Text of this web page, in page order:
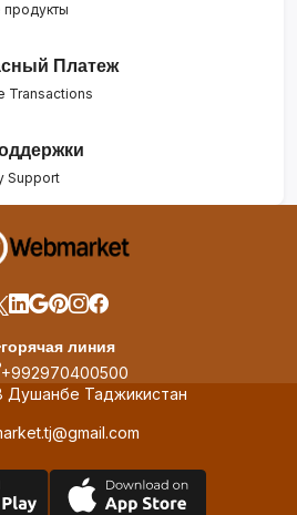
продукты
Платеж
Transactions
Support
горячая линия
+992970400500
Душанбе Таджикистан